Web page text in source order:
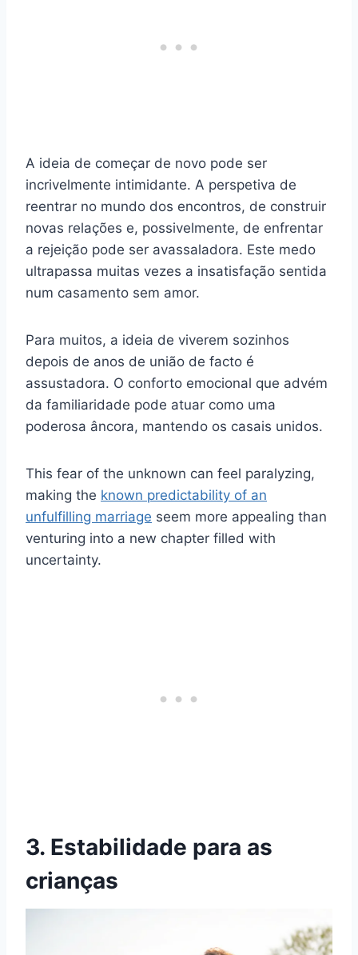
A ideia de começar de novo pode ser
incrivelmente intimidante. A perspetiva de
reentrar no mundo dos encontros, de construir
novas relações e, possivelmente, de enfrentar
a rejeição pode ser avassaladora. Este medo
ultrapassa muitas vezes a insatisfação sentida
num casamento sem amor.
Para muitos, a ideia de viverem sozinhos
depois de anos de união de facto é
assustadora. O conforto emocional que advém
da familiaridade pode atuar como uma
poderosa âncora, mantendo os casais unidos.
This fear of the unknown can feel paralyzing,
making the known predictability of an
unfulfilling marriage seem more appealing than
venturing into a new chapter filled with
uncertainty.
3. Estabilidade para as
crianças